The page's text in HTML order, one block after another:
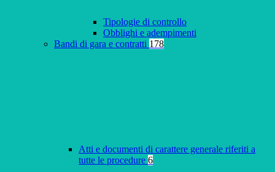
Tipologie di controllo
Obblighi e adempimenti
Bandi di gara e contratti 178
Atti e documenti di carattere generale riferiti a
tutte le procedure 6